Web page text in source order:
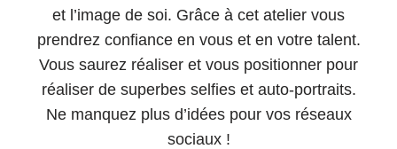
et l’image de soi. Grâce à cet atelier vous
prendrez confiance en vous et en votre talent.
Vous saurez réaliser et vous positionner pour
réaliser de superbes selfies et auto-portraits.
Ne manquez plus d’idées pour vos réseaux
sociaux !